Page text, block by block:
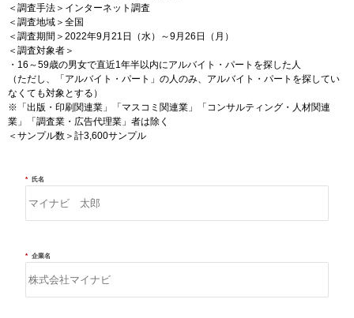
＜調査手法＞インターネット調査
＜調査地域＞全国
＜調査期間＞2022年9月21日（水）～9月26日（月）
＜調査対象者＞
・16～59歳の男女で直近1年半以内にアルバイト・パートを探した人
（ただし、「アルバイト・パート」の人のみ、アルバイト・パートを探してい
なくても対象とする）
※「出版・印刷関連業」「マスコミ関連業」「コンサルティング・人材関連
業」「調査業・広告代理業」者は除く
＜サンプル数＞計3,600サンプル
* 氏名
* 企業名